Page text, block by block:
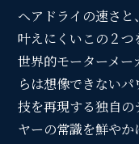
ヘアドライの速さ
叶えにくいこの２
世界的モーターメ
らは想像できない
技を再現する独自の
ヤーの常識を鮮やか